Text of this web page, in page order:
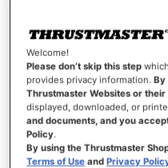
Afficher le mot de passe
SE
Welcome!
Please don’t skip this step
provides privacy information.By
Thrustmaster Websites or
displayed, downloaded, or
and documents, and you
Policy.
By using the Thrustmaster
Terms of Use andPrivacy